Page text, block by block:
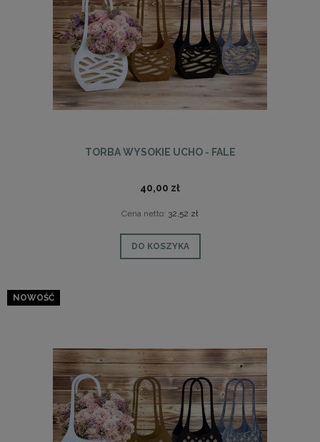
TORBA WYSOKIE UCHO - FALE
40,00 zł
Cena netto: 32,52 zł
DO KOSZYKA
NOWOŚĆ